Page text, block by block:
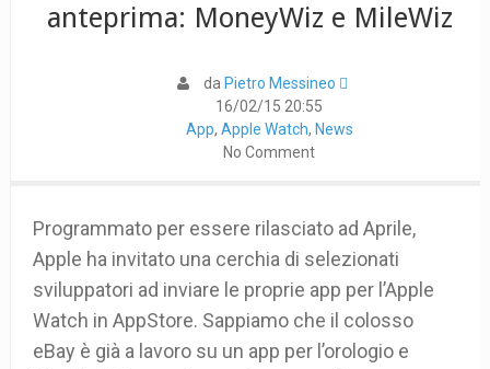
anteprima: MoneyWiz e MileWiz
da Pietro Messineo 
16/02/15 20:55
App, Apple Watch, News
No Comment
Programmato per essere rilasciato ad Aprile,
Apple ha invitato una cerchia di selezionati
sviluppatori ad inviare le proprie app per l’Apple
Watch in AppStore. Sappiamo che il colosso
eBay è già a lavoro su un app per l’orologio e